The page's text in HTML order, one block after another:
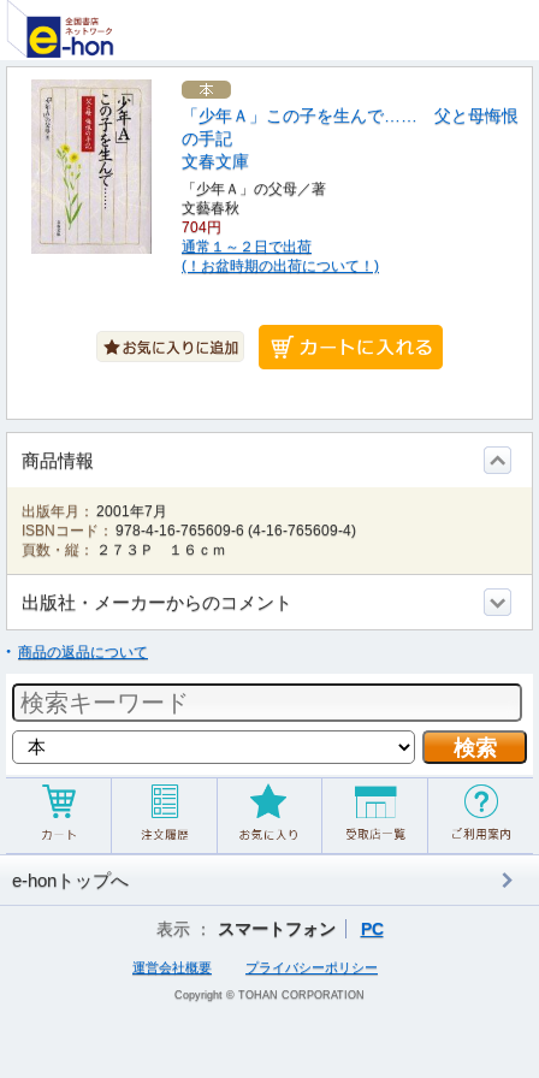
「少年Ａ」この子を生んで…… 父と母悔恨
の手記
文春文庫
「少年Ａ」の父母／著
文藝春秋
704円
通常１～２日で出荷
(！お盆時期の出荷について！)
商品情報
出版年月： 2001年7月
ISBNコード： 978-4-16-765609-6 (4-16-765609-4)
頁数・縦：
２７３Ｐ １６ｃｍ
出版社・メーカーからのコメント
商品の返品について
e-honトップへ
表示 ： スマートフォン PC
運営会社概要 プライバシーポリシー
Copyright © TOHAN CORPORATION